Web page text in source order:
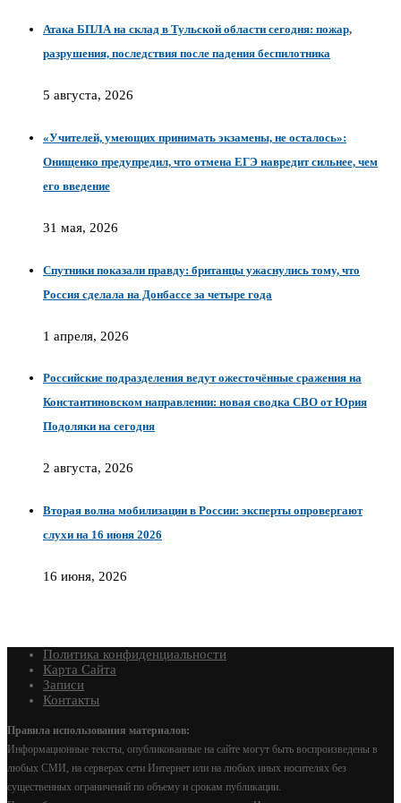
Атака БПЛА на склад в Тульской области сегодня: пожар,
разрушения, последствия после падения беспилотника
5 августа, 2026
«Учителей, умеющих принимать экзамены, не осталось»:
Онищенко предупредил, что отмена ЕГЭ навредит сильнее, чем
его введение
31 мая, 2026
Спутники показали правду: британцы ужаснулись тому, что
Россия сделала на Донбассе за четыре года
1 апреля, 2026
Российские подразделения ведут ожесточённые сражения на
Константиновском направлении: новая сводка СВО от Юрия
Подоляки на сегодня
2 августа, 2026
Вторая волна мобилизации в России: эксперты опровергают
слухи на 16 июня 2026
16 июня, 2026
Политика конфиденциальности
Карта Сайта
Записи
Контакты
Правила использования материалов:
Информационные тексты, опубликованные на сайте могут быть воспроизведены в
любых СМИ, на серверах сети Интернет или на любых иных носителях без
существенных ограничений по объему и срокам публикации.